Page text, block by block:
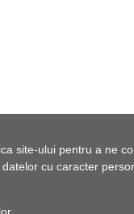
site-ului pentru a ne
cu caracter